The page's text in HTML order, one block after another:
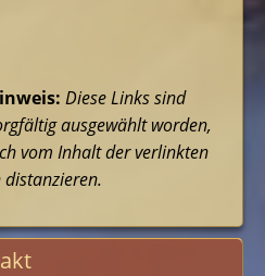
Diese Links sind
ausgewählt worden,
vom Inhalt der verlinkten